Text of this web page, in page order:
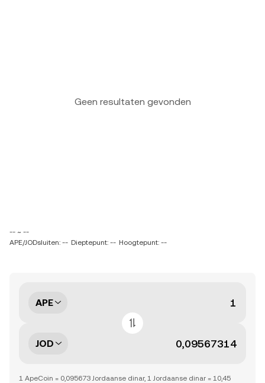
Geen resultaten gevonden
-- ~ --
APE/JODsluiten: -- Dieptepunt: -- Hoogtepunt: --
APE
JOD
1 ApeCoin = 0,095673 Jordaanse dinar, 1 Jordaanse dinar = 10,45